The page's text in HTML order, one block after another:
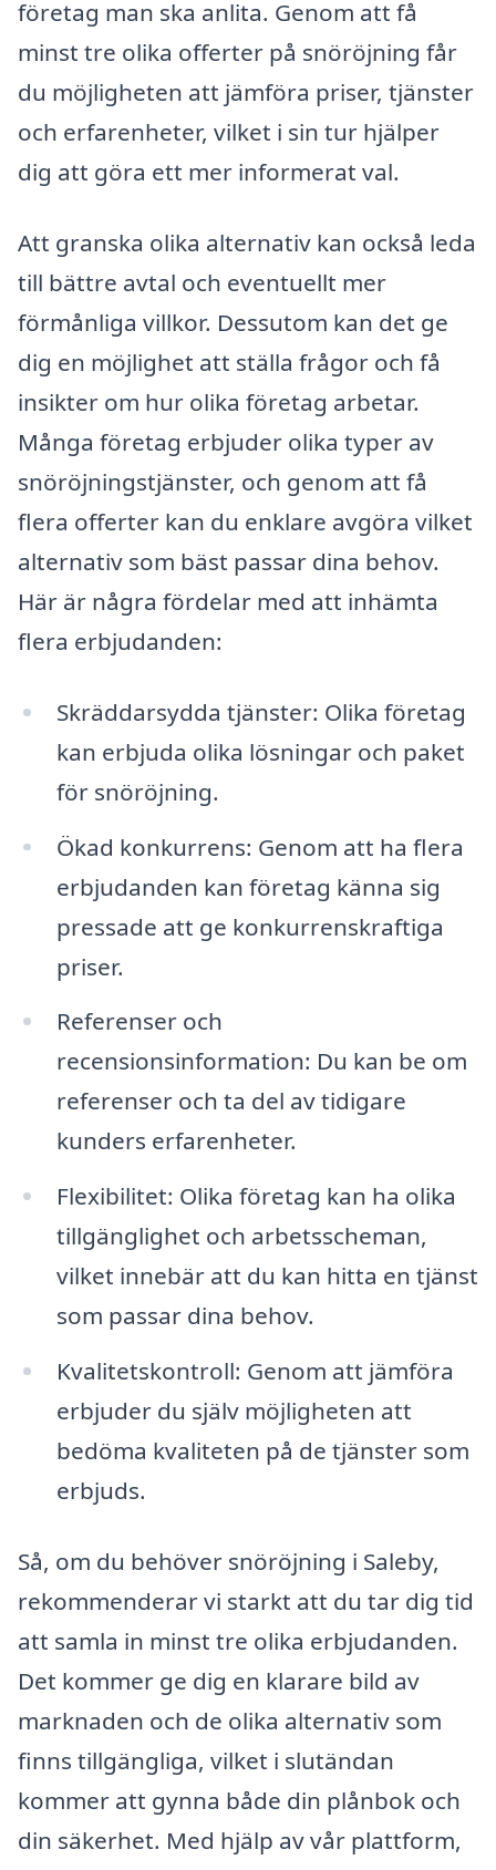
företag man ska anlita. Genom att få
minst tre olika offerter på snöröjning får
du möjligheten att jämföra priser, tjänster
och erfarenheter, vilket i sin tur hjälper
dig att göra ett mer informerat val.
Att granska olika alternativ kan också leda
till bättre avtal och eventuellt mer
förmånliga villkor. Dessutom kan det ge
dig en möjlighet att ställa frågor och få
insikter om hur olika företag arbetar.
Många företag erbjuder olika typer av
snöröjningstjänster, och genom att få
flera offerter kan du enklare avgöra vilket
alternativ som bäst passar dina behov.
Här är några fördelar med att inhämta
flera erbjudanden:
Skräddarsydda tjänster: Olika företag
kan erbjuda olika lösningar och paket
för snöröjning.
Ökad konkurrens: Genom att ha flera
erbjudanden kan företag känna sig
pressade att ge konkurrenskraftiga
priser.
Referenser och
recensionsinformation: Du kan be om
referenser och ta del av tidigare
kunders erfarenheter.
Flexibilitet: Olika företag kan ha olika
tillgänglighet och arbetsscheman,
vilket innebär att du kan hitta en tjänst
som passar dina behov.
Kvalitetskontroll: Genom att jämföra
erbjuder du själv möjligheten att
bedöma kvaliteten på de tjänster som
erbjuds.
Så, om du behöver snöröjning i Saleby,
rekommenderar vi starkt att du tar dig tid
att samla in minst tre olika erbjudanden.
Det kommer ge dig en klarare bild av
marknaden och de olika alternativ som
finns tillgängliga, vilket i slutändan
kommer att gynna både din plånbok och
din säkerhet. Med hjälp av vår plattform,